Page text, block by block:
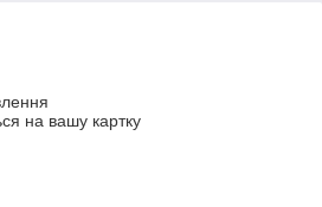
на вашу картку